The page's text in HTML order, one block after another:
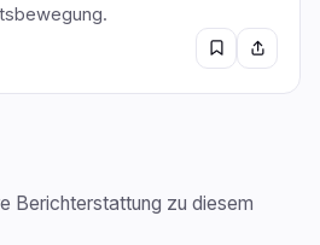
Berichterstattung zu diesem